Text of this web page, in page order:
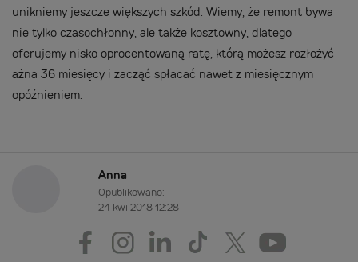
unikniemy jeszcze większych szkód. Wiemy, że remont bywa
nie tylko czasochłonny, ale także kosztowny, dlatego
oferujemy nisko oprocentowaną ratę, którą możesz rozłożyć
ażna 36 miesięcy i zacząć spłacać nawet z miesięcznym
opóźnieniem.
Anna
Opublikowano:
24 kwi 2018 12:28